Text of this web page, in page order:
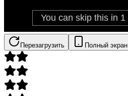
Перезагрузить Полный экран